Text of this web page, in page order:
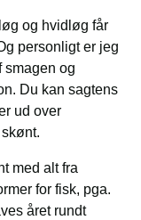
og hvidløg får
personligt er jeg
smagen og
Du kan sagtens
ud over
med alt fra
for fisk, pga.
året rundt